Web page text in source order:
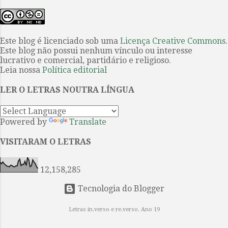
sobre uma obra de Agatha Christie
a ser produzido int...
Literária Internacional de Paraty
(Flip) de que a poeta paulista é a
homenageada na edição do evento
textos por Ieda Lebensztayin . 1. A
poesia breve e densa de Orides
Fontela coincide com a sua obra,
constituída por apenas cinco livros
avessos aos modismos de seu
singulares da poesia brasileira do
século XX. Quando se mudou...
Este blog é licenciado sob uma Licença Creative Commons.
Este blog não possui nenhum vínculo ou interesse
lucrativo e comercial, partidário e religioso.
Leia nossa Política editorial
LER O LETRAS NOUTRA LÍNGUA
Powered by Translate
VISITARAM O LETRAS
12,158,285
Tecnologia do Blogger
Letras in.verso e re.verso. Ano 19